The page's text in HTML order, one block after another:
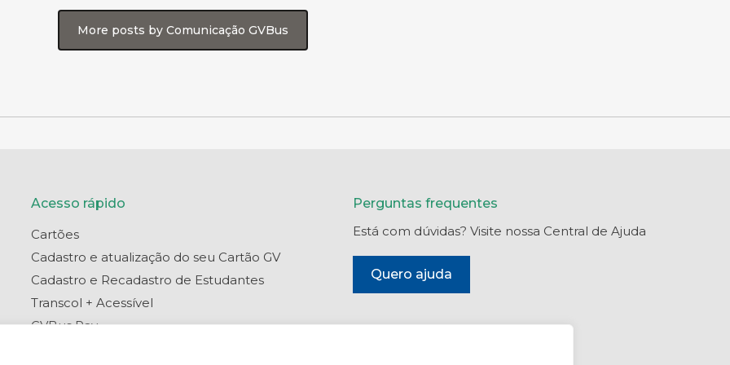
More posts by Comunicação GVBus
Acesso rápido
Cartões
Cadastro e atualização do seu Cartão GV
Cadastro e Recadastro de Estudantes
Transcol + Acessível
GVBus Pay
Perguntas frequentes
Está com dúvidas? Visite nossa Central de Ajuda
Quero ajuda